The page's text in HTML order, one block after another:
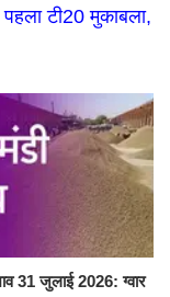
टी20 मुकाबला,
31 जुलाई 2026: ग्वार